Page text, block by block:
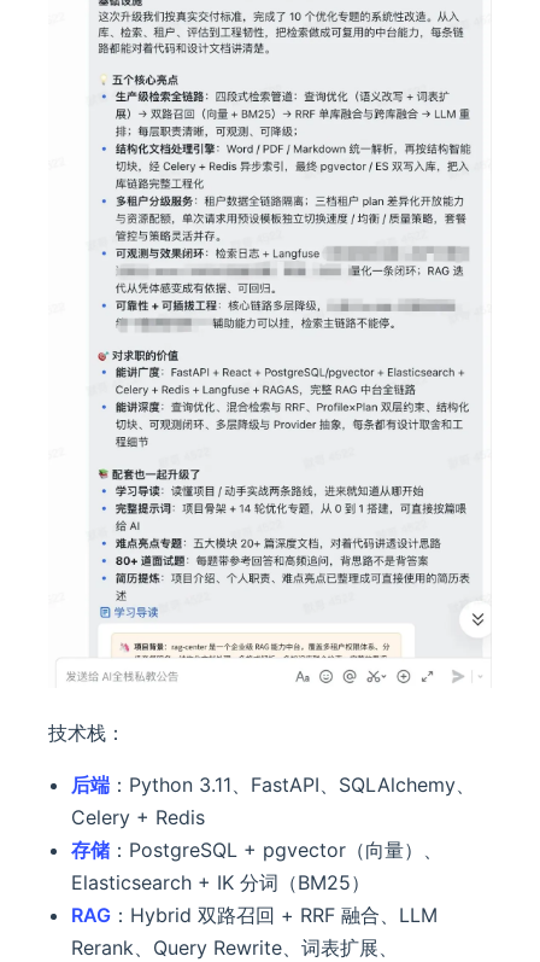
技术栈：
后端 ：Python 3.11、FastAPI、SQLAlchemy、
Celery + Redis
存储 ：PostgreSQL + pgvector（向量）、
Elasticsearch + IK 分词（BM25）
RAG ：Hybrid 双路召回 + RRF 融合、LLM
Rerank、Query Rewrite、词表扩展、